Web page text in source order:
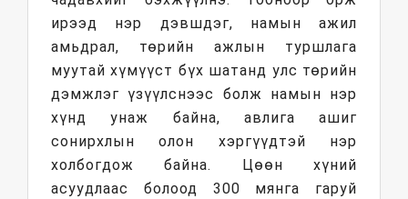
ирээд нэр дэвшдэг, намын ажил
амьдрал, төрийн ажлын туршлага
муутай хүмүүст бүх шатанд улс төрийн
дэмжлэг үзүүлснээс болж намын нэр
хүнд унаж байна, авлига ашиг
сонирхлын олон хэргүүдтэй нэр
холбогдож байна. Цөөн хүний
асуудлаас болоод 300 мянга гаруй